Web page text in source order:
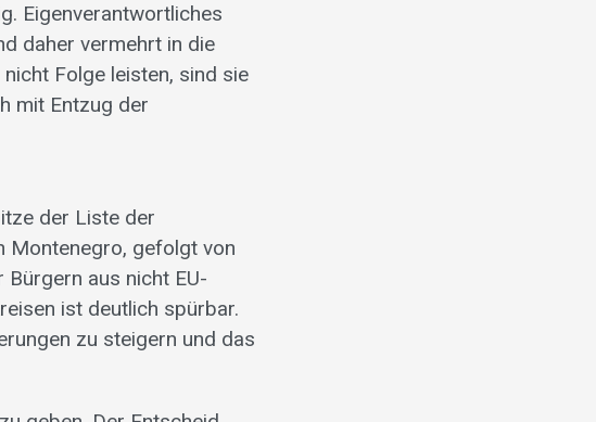
Eigenverantwortliches
daher vermehrt in die
Folge leisten, sind sie
mit Entzug der
der Liste der
Montenegro, gefolgt von
Bürgern aus nicht EU-
ist deutlich spürbar.
zu steigern und das